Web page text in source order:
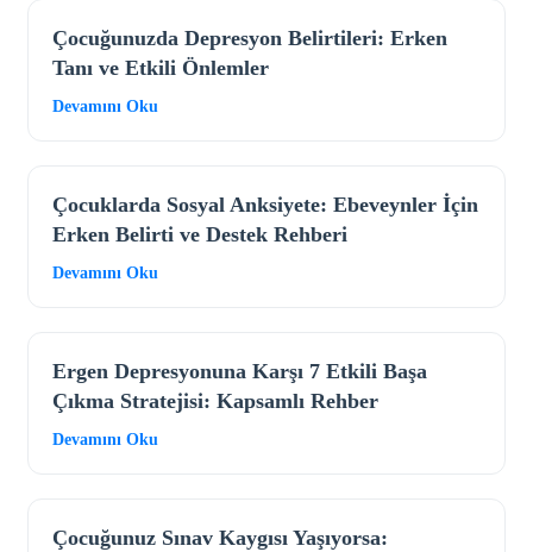
Çocuğunuzda Depresyon Belirtileri: Erken
Tanı ve Etkili Önlemler
Devamını Oku
Çocuklarda Sosyal Anksiyete: Ebeveynler İçin
Erken Belirti ve Destek Rehberi
Devamını Oku
Ergen Depresyonuna Karşı 7 Etkili Başa
Çıkma Stratejisi: Kapsamlı Rehber
Devamını Oku
Çocuğunuz Sınav Kaygısı Yaşıyorsa: